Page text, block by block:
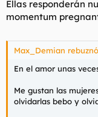
Ellas responderán
momentum
Max_Demian
En el amor unas
Me gustan las
olvidarlas bebo y